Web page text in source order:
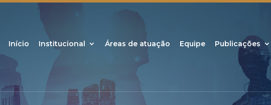
Início Institucional Áreas de atuação Equipe Publicações